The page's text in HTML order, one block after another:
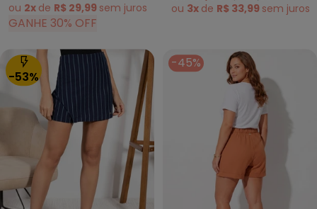
ou 2x de R$ 29,99 sem juros
GANHE 30% OFF
ou 3x de R$ 33,99 sem juros
-53%
-45%